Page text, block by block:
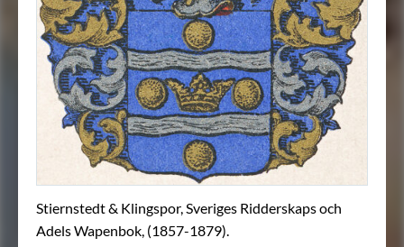
Stiernstedt & Klingspor, Sveriges Ridderskaps och
Adels Wapenbok, (1857-1879).